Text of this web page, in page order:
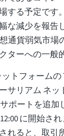
する予定です
な減少を報告
通貨弱気市
ターへの一般
トフォームの
リアム ネッ
サポートを追
に開始され
ると、取引所